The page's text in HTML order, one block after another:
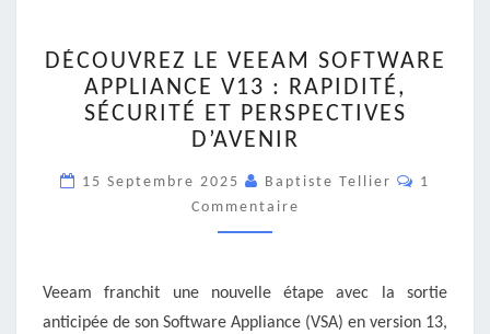
LE
VEEAM
SOFTWARE
APPLIANCE
:
RAPIDITÉ,
SÉCURITÉ
D’AVENIR
DÉCOUVREZ LE VEEAM SOFTWARE
APPLIANCE V13 : RAPIDITÉ,
SÉCURITÉ ET PERSPECTIVES
D’AVENIR
15 Septembre 2025 Baptiste Tellier
1
Commentaire
Veeam franchit une nouvelle étape avec la sortie
anticipée de son Software Appliance (VSA) en version 13,